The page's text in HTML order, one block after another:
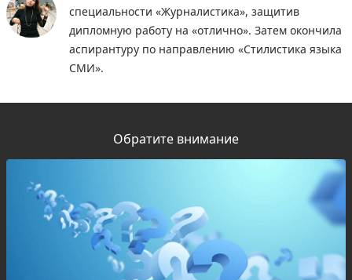
специальности «Журналистика», защитив
дипломную работу на «отлично». Затем окончила
аспирантуру по направлению «Стилистика языка
СМИ».
Обратите внимание